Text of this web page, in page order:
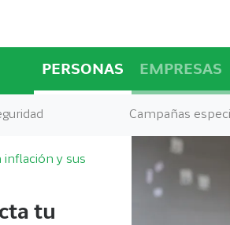
PERSONAS EMPRESAS
Campañas
inflación y sus
tu